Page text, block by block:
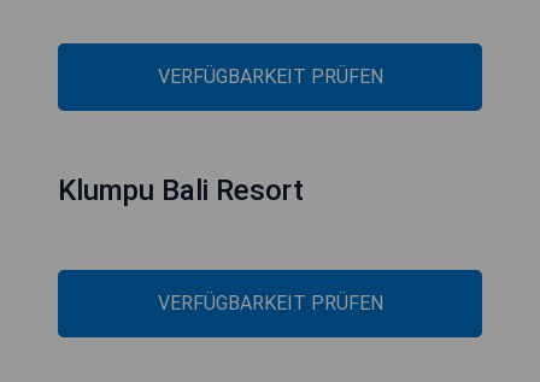
VERFÜGBARKEIT PRÜFEN
Klumpu Bali Resort
VERFÜGBARKEIT PRÜFEN